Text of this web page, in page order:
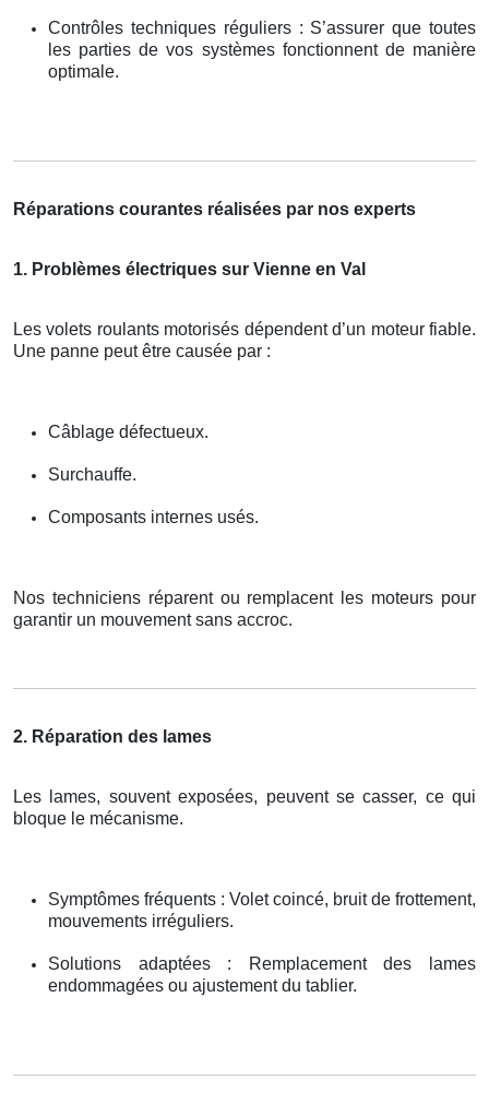
Contrôles techniques réguliers : S’assurer que toutes
les parties de vos systèmes fonctionnent de manière
optimale.
Réparations courantes réalisées par nos experts
1. Problèmes électriques sur Vienne en Val
Les volets roulants motorisés dépendent d’un moteur fiable.
Une panne peut être causée par :
Câblage défectueux.
Surchauffe.
Composants internes usés.
Nos techniciens réparent ou remplacent les moteurs pour
garantir un mouvement sans accroc.
2. Réparation des lames
Les lames, souvent exposées, peuvent se casser, ce qui
bloque le mécanisme.
Symptômes fréquents : Volet coincé, bruit de frottement,
mouvements irréguliers.
Solutions adaptées : Remplacement des lames
endommagées ou ajustement du tablier.